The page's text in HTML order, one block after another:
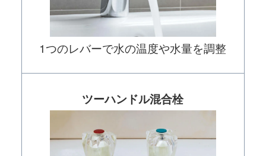
1つのレバーで水の温度や水量を調整
ツーハンドル混合栓